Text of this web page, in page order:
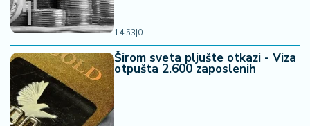
14:53|0
Širom sveta pljušte otkazi - Viza
otpušta 2.600 zaposlenih